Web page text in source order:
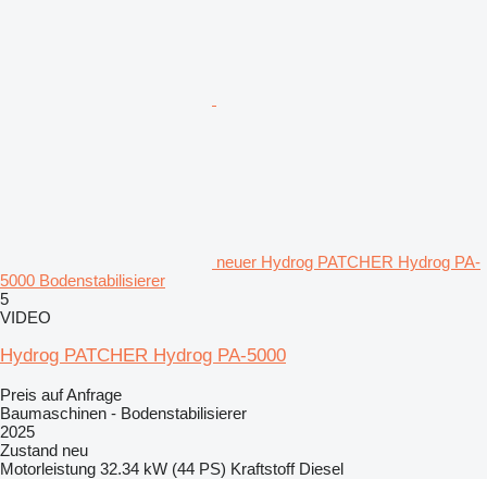
neuer Hydrog PATCHER Hydrog PA-
5000 Bodenstabilisierer
5
VIDEO
Hydrog PATCHER Hydrog PA-5000
Preis auf Anfrage
Baumaschinen - Bodenstabilisierer
2025
Zustand neu
Motorleistung 32.34 kW (44 PS) Kraftstoff Diesel